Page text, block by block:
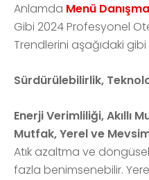
Anlamda Menü
Gibi 2024 Profesyonel
Trendlerini aşağıdaki gibi
Sürdürülebilirlik,
Enerji Verimliliği, Akıllı
Mutfak, Yerel ve
Atık azaltma ve
fazla benimsenebilir.